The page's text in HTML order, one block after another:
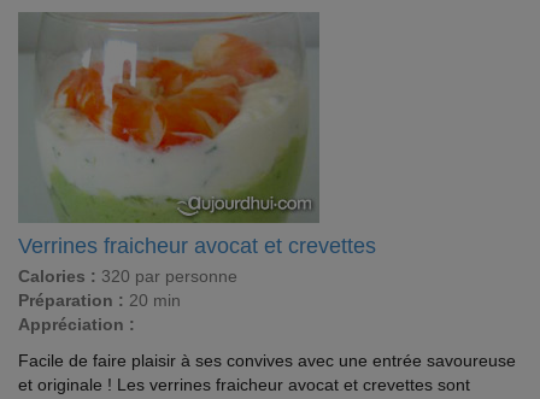
Verrines fraicheur avocat et crevettes
Calories : 320 par personne
Préparation : 20 min
Appréciation :
Facile de faire plaisir à ses convives avec une entrée savoureuse
et originale ! Les verrines fraicheur avocat et crevettes sont